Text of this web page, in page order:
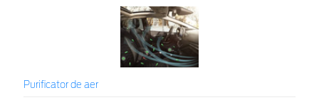
Purificator de aer